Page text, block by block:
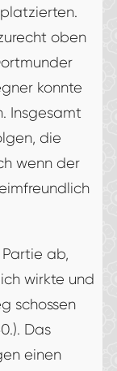
oben
konnte
Insgesamt
die
wenn der
ab,
wirkte und
schossen
Das
einen